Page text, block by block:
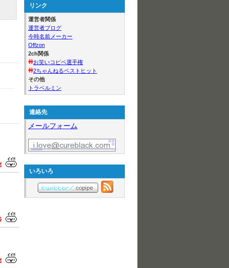
リンク
運営者関係
運営者ブログ
今時名前メーカー
Offzon
2ch関係
お笑いコピペ選手権
2ちゃんねるベストヒット
その他
トラベルミン
連絡先
メールフォーム
いろいろ